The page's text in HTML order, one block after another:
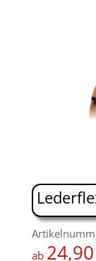
ab 24,90